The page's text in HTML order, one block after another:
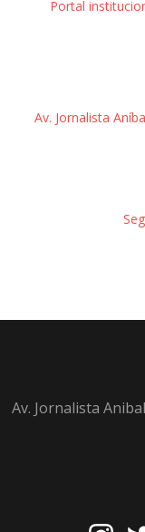
Portal
Av. Jornalista
Av. Jornalista